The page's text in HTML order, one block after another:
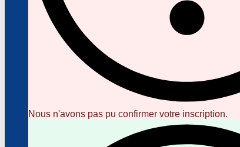
Nous n'avons pas pu confirmer votre inscription.